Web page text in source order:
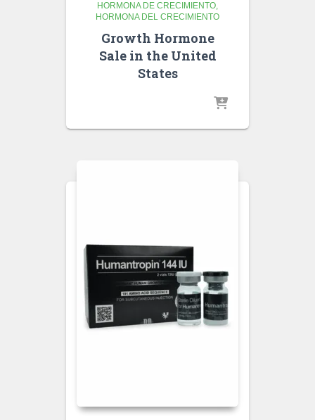
HORMONA DE CRECIMIENTO
HORMONA DEL CRECIMIENTO
Growth Hormone
Sale in the United
States